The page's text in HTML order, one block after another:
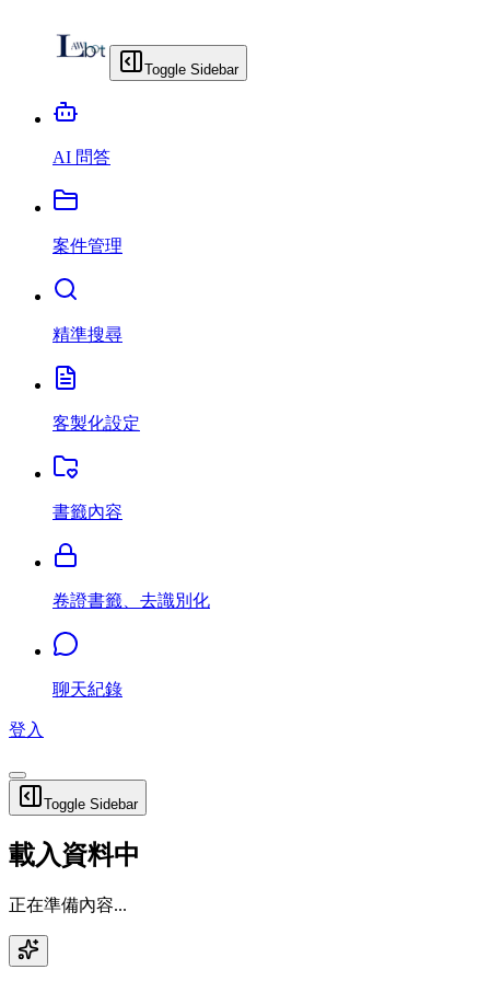
Toggle Sidebar
AI 問答
案件管理
精準搜尋
客製化設定
書籤內容
卷證書籤、去識別化
聊天紀錄
登入
Toggle Sidebar
載入資料中
正在準備內容...